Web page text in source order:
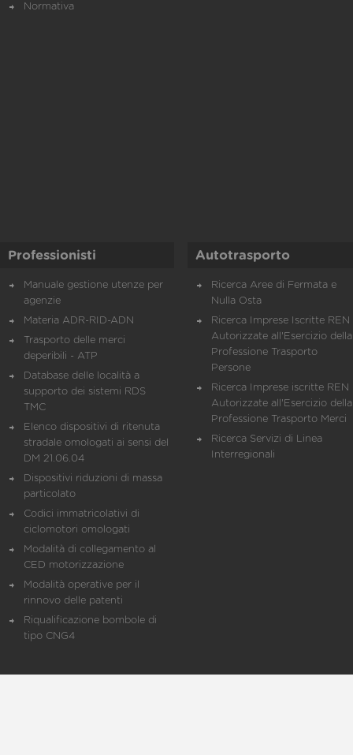
Normativa
Professionisti
Manuale gestione utenze per
agenzie
Materia ADR-RID-ADN
Trasporto delle merci
deperibili - ATP
Database delle località a
supporto dei sistemi RDS
TMC
Elenco dispositivi di ritenuta
stradale omologati ai sensi del
DM 21.06.04
Dispositivi riduzioni di massa
particolato
Codici immatricolativi di
ciclomotori omologati
Modalità di collegamento al
CED motorizzazione
Modalità operative per il
rinnovo delle patenti
Riqualificazione bombole di
tipo CNG4
Autotrasporto
Ricerca Aree di Fermata e
Nulla Osta
Ricerca Imprese Iscritte REN
Autorizzate all'Esercizio della
Professione Trasporto
Persone
Ricerca Imprese iscritte REN
Autorizzate all'Esercizio della
Professione Trasporto Merci
Ricerca Servizi di Linea
Interregionali